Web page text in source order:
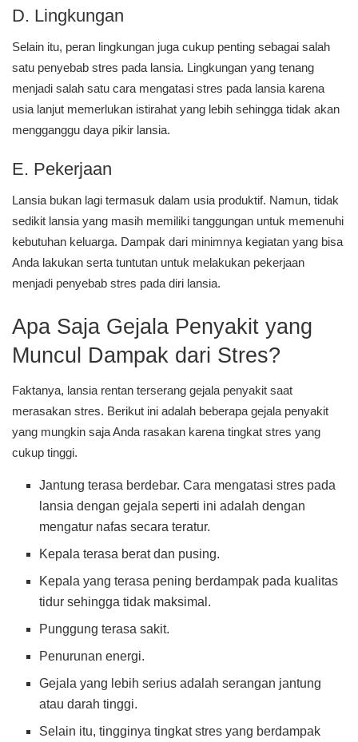
D. Lingkungan
Selain itu, peran lingkungan juga cukup penting sebagai salah
satu penyebab stres pada lansia. Lingkungan yang tenang
menjadi salah satu cara mengatasi stres pada lansia karena
usia lanjut memerlukan istirahat yang lebih sehingga tidak akan
mengganggu daya pikir lansia.
E. Pekerjaan
Lansia bukan lagi termasuk dalam usia produktif. Namun, tidak
sedikit lansia yang masih memiliki tanggungan untuk memenuhi
kebutuhan keluarga. Dampak dari minimnya kegiatan yang bisa
Anda lakukan serta tuntutan untuk melakukan pekerjaan
menjadi penyebab stres pada diri lansia.
Apa Saja Gejala Penyakit yang
Muncul Dampak dari Stres?
Faktanya, lansia rentan terserang gejala penyakit saat
merasakan stres. Berikut ini adalah beberapa gejala penyakit
yang mungkin saja Anda rasakan karena tingkat stres yang
cukup tinggi.
Jantung terasa berdebar. Cara mengatasi stres pada
lansia dengan gejala seperti ini adalah dengan
mengatur nafas secara teratur.
Kepala terasa berat dan pusing.
Kepala yang terasa pening berdampak pada kualitas
tidur sehingga tidak maksimal.
Punggung terasa sakit.
Penurunan energi.
Gejala yang lebih serius adalah serangan jantung
atau darah tinggi.
Selain itu, tingginya tingkat stres yang berdampak